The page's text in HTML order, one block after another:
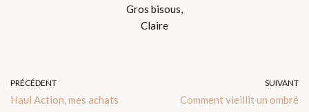
Gros bisous,
Claire
PRÉCÉDENT
Haul Action, mes achats
SUIVANT
Comment vieillit un ombré